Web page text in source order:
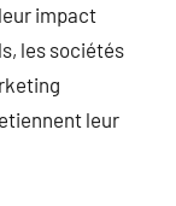
impact
les sociétés
leur